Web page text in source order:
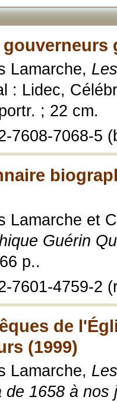
gouverneurs
Lamarche,
: Lidec,
; 22 cm.
7608-7068-5
Lamarche et
Guérin
p..
7601-4759-2
de
(1999)
Lamarche,
de 1658 à nos